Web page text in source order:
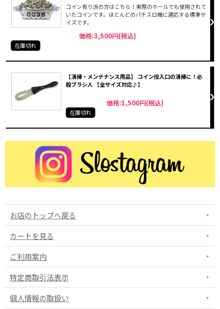
コイン有り派の方はこちら！実際のホールでも使用されて
いたコインです。ほとんどのパチスロ機に適応する標準サ
イズです。
価格:3,500円(税込)
在庫切れ
【清掃・メンテナンス用品】 コイン投入口の清掃に！必
殺ブラシ人 【全サイズ対応♪】
価格:1,500円(税込)
在庫切れ
お店のトップへ戻る
カートを見る
ご利用案内
特定商取引法表示
個人情報の取扱い